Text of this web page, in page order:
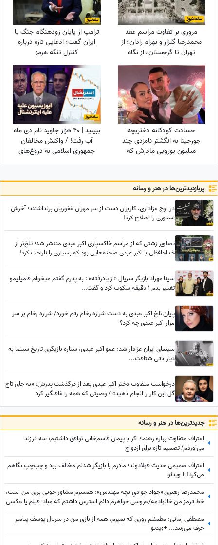
مروری بر تفاوت مراسم عقد
محمدرضا گلزار و بهرام رادان؛ از
تهران تا گرجستان، از نگاه
عاشقانه رادان به مینا تا نگاه رو
به آسمان گلزار هنگام خطبه عقد
+ عکس
ترامپ از پایان زودهنگام جنگ با
ایران گفت؛ ادعایی تازه درباره
کنترل تنگه هرمز
حسادت کودکانه دختربچه
جورجینا به انگشتر نامزدی چند
میلیون یورویی مادرش که
رونالدو به او هدیه داده بود!
ببینید | 40 هزار جاوید نام دی ماه
آب رفت! / واکنش مخالفان
جمهوری اسلامی به دروغ‌های
اینترنشنال درباره جان‌باخته‌های
پربازدید‌ترین‌ها در هنر و رسانه
در اوج عزاداری، کاربران دست از سر مهران غفوریان برنداشتند؛ آخرش
استوری را اصلاح کرد!
تصاویر زشتی که از مراسم خاکسپاری اکبر عبدی منتشر شد؛ تلخ‌تر از
خداحافظی با اکبر عبدی صحنه‌هایی بود که بسیاری را ناراحت کرد!
سینا مهراد بازیگر سریال «از یادرفته» : به پدرم گفتم میخوام فامیلیمو
تغییر بدم 1 دقیقه سکوت کرد و گفت...
پایان تلخ اکبر عبدی به دست شراره رخام رقم خورد/ شراره رخام بر سر
مزار اکبر عبدی چه کرد؟
سینمای ایران عزادار شد؛ عمو اکبر عبدی، ستاره بازیگری تاریخ سینما به
دیار باقی شتافت...
درخواست متفاوت دختر اکبر عبدی بعد از درگذشت پدرش؛ «به جای تاج
گل این کار را انجام دهید» / وصیتی که همه را غافلگیر کرد
جدید‌ترین‌ها در هنر و رسانه
اعتراف متفاوت بهاره رهنما؛ اگر با پیمان قاسم‌خانی توافق داشتیم، سه فرزند
می‌آوردم/ تصمیم تازه برای ازدواج
اعتراف صمیمی حدیث فولادوند؛ مادرم با بازیگر شدنم مخالف بود و چپ‌چپ نگاهم
می‌کرد! + ویدئو
محمدرضا رهبری «جواد جوادیِ بچه مهندس»: همسرم مشاور خوبی برای من است،
خط قرمز من خانوادمه/عروسی خواهرم دائم استرس داشتم که مبادا فیلم یا عکسی
از من گرفته شود و بعدا برای من دردسر ایجاد کند!
مصطفی زمانی: مطمئنم روزی که بمیرم، همه از بازی من در سریال یوسف پیامبر
حرف می‌زنند... +ویدیو